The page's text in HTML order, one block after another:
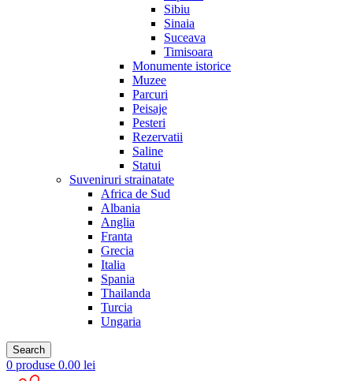
Sibiu
Sinaia
Suceava
Timisoara
Monumente istorice
Muzee
Parcuri
Peisaje
Pesteri
Rezervatii
Saline
Statui
Suveniruri strainatate
Africa de Sud
Albania
Anglia
Franta
Grecia
Italia
Spania
Thailanda
Turcia
Ungaria
Search
0 produse 0.00 lei